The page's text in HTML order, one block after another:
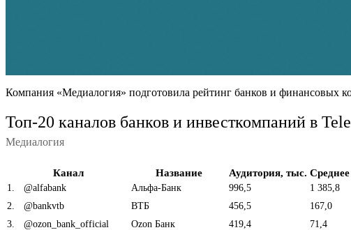
Компания «Медиалогия» подготовила рейтинг банков и финансовых
Топ-20 каналов банков и инвесткомпаний в
Медиалогия
Канал Название Аудитория, тыс.
1 @alfabank Альфа-Банк 996,5
1 385,8
2
@bankvtb ВТБ 456,5
167,0
3
@ozon_bank_official Ozon Банк 419,4
71,4